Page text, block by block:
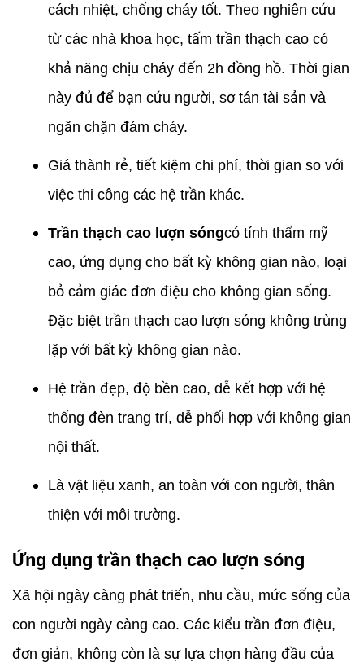
cách nhiệt, chống cháy tốt. Theo nghiên cứu
từ các nhà khoa học, tấm trần thạch cao có
khả năng chịu cháy đến 2h đồng hồ. Thời gian
này đủ để bạn cứu người, sơ tán tài sản và
ngăn chặn đám cháy.
Giá thành rẻ, tiết kiệm chi phí, thời gian so với
việc thi công các hệ trần khác.
Trần thạch cao lượn sóngcó tính thẩm mỹ
cao, ứng dụng cho bất kỳ không gian nào, loại
bỏ cảm giác đơn điệu cho không gian sống.
Đặc biệt trần thạch cao lượn sóng không trùng
lặp với bất kỳ không gian nào.
Hệ trần đẹp, độ bền cao, dễ kết hợp với hệ
thống đèn trang trí, dễ phối hợp với không gian
nội thất.
Là vật liệu xanh, an toàn với con người, thân
thiện với môi trường.
Ứng dụng trần thạch cao lượn sóng
Xã hội ngày càng phát triển, nhu cầu, mức sống của
con người ngày càng cao. Các kiểu trần đơn điệu,
đơn giản, không còn là sự lựa chọn hàng đầu của